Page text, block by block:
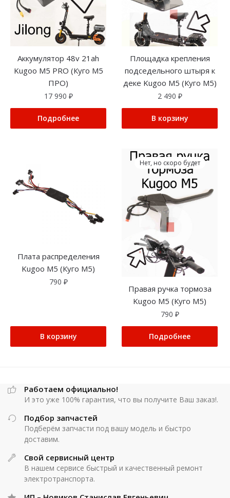
Аккумулятор 48v 21ah
Kugoo M5 PRO (Куго М5
ПРО)
17 990 ₽
Подробнее
Площадка крепления
подседельного штыря к
деке Kugoo M5 (Куго М5)
2 490 ₽
В корзину
Плата распределения
Kugoo M5 (Куго М5)
790 ₽
В корзину
Нет, но скоро будет
Правая ручка тормоза
Kugoo M5 (Куго М5)
790 ₽
Подробнее
Работаем официально!
И это уже 100% гарантия, что вы получите Ваш заказ!.
Подбор запчастей
Подберём запчасти под вашу модель и быстро
доставим.
Свой сервисный центр
В нашем сервисе быстрый и качественный ремонт
электротранспорта.